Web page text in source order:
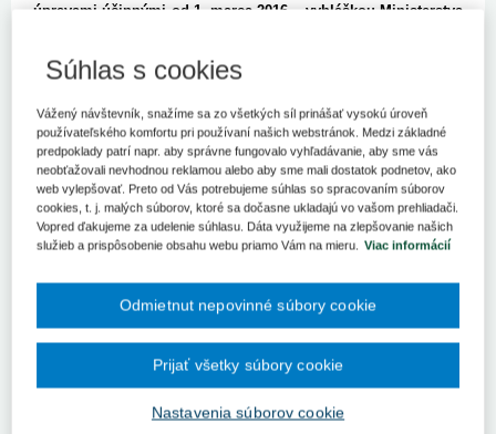
úpravami účinnými od 1. marca 2016 – vyhláškou Ministerstva
„vyhláška MZ SR č. 99/2016 Z. z.“) a vyhláškou Ministerstva
vyhláška Ministerstva zdravotníctva SR č. 448/2007 Z. z. o
podrobnostiach o faktoroch práce a pracovného prostredia vo
vzťahu ku kategorizácii prác z hľadiska zdravotných rizík a o
náležitostiach návrhu na zaradenie prác do kategórií (ďalej
„vyhláška MZ SR č. 98/2016 Z. z.“). V tomto čísle prinášame
prehľad o povinnostiach zamestnávateľa pri záťaži chladom
pri práci a informáciu o rizikových prácach so záťažou teplom
Povinnosti zamestnávateľov pri záťaži chladom pri práci
Nadmernej záťaži chladom sú vystavení pri prácach na vonkajších
pracoviskách počas chladného obdobia najmä stavební robotníci,
pracoviskách sú to napr. pracovníci chladiarní, mraziarní, baliči
mäsa, mäsiari na bitúnku a ďalšie profesie.
Súhlas s cookies
Vážený návštevník, snažíme sa zo všetkých síl prinášať vysokú úroveň
používateľského komfortu pri používaní našich webstránok. Medzi základné
predpoklady patrí napr. aby správne fungovalo vyhľadávanie, aby sme vás
neobťažovali nevhodnou reklamou alebo aby sme mali dostatok podnetov, ako
web vylepšovať. Preto od Vás potrebujeme súhlas so spracovaním súborov
cookies, t. j. malých súborov, ktoré sa dočasne ukladajú vo vašom prehliadači.
Vopred ďakujeme za udelenie súhlasu. Dáta využijeme na zlepšovanie našich
služieb a prispôsobenie obsahu webu priamo Vám na mieru. Viac informácií
Nastavenia súborov cookie
Odmietnut nepovinné súbory cookie
Prijať všetky súbory cookie